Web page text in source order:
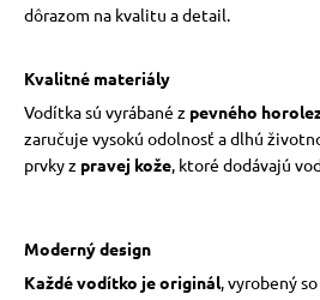
dôrazom na kvalitu a detail.
Kvalitné materiály
Vodítka sú vyrábané z pevného
zaručuje vysokú odolnosť a dlhú
prvky z pravej kože, ktoré dodávajú
Moderný design
Každé vodítko je originál, vyrobený